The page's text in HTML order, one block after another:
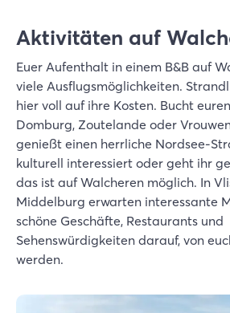
Aktivitäten auf
Euer Aufenthalt in einem B&B auf
viele Ausflugsmöglichkeiten.
hier voll auf ihre Kosten. Bucht
Domburg, Zoutelande oder
genießt einen herrliche Nordsee-
kulturell interessiert oder geht ihr
das ist auf Walcheren möglich. In
Middelburg erwarten interessante
schöne Geschäfte, Restaurants und
Sehenswürdigkeiten darauf, von
werden.